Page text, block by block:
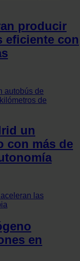
de sus servicios.
producir
eficiente con
un
con más de
en